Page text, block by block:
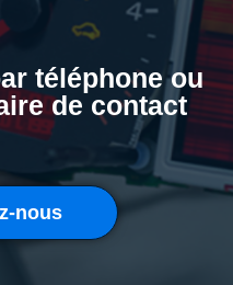
téléphone ou
de contact
nous